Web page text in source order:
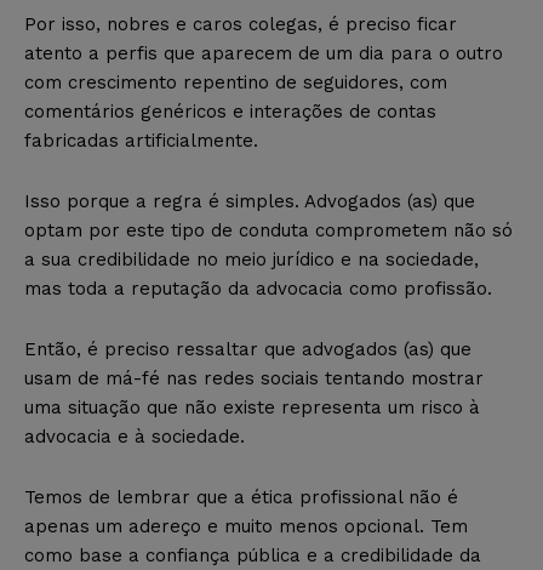
Por isso, nobres e caros colegas, é preciso ficar
atento a perfis que aparecem de um dia para o outro
com crescimento repentino de seguidores, com
comentários genéricos e interações de contas
fabricadas artificialmente.
Isso porque a regra é simples. Advogados (as) que
optam por este tipo de conduta comprometem não só
a sua credibilidade no meio jurídico e na sociedade,
mas toda a reputação da advocacia como profissão.
Então, é preciso ressaltar que advogados (as) que
usam de má-fé nas redes sociais tentando mostrar
uma situação que não existe representa um risco à
advocacia e à sociedade.
Temos de lembrar que a ética profissional não é
apenas um adereço e muito menos opcional. Tem
como base a confiança pública e a credibilidade da